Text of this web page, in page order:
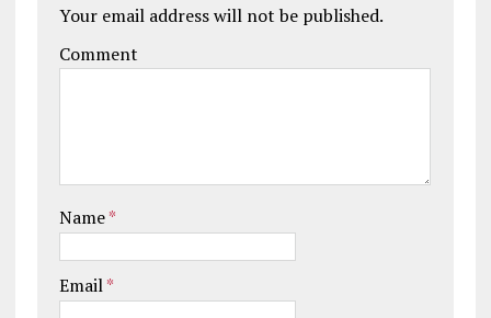
Your email address will not be published.
Comment
Name*
Email*